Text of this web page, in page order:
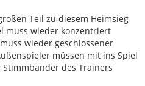
Teil zu diesem Heimsieg
muss wieder konzentriert
wieder geschlossener
müssen mit ins Spiel
des Trainers